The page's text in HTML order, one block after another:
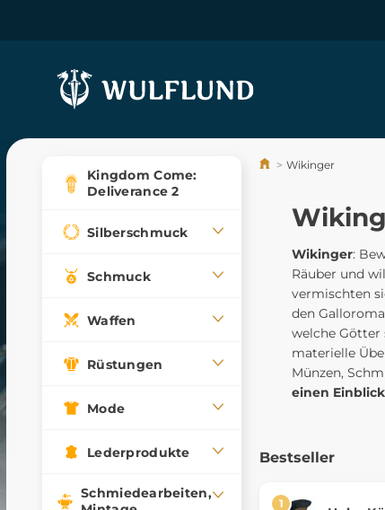
Kingdom Come:
Deliverance 2
Silberschmuck
Schmuck
Waffen
Rüstungen
Mode
Lederprodukte
Schmiedearbeiten,
Wikinger
Wikinger:
Räuber und
vermischten
den
welche Götter
materielle
Münzen,
einen
Bestseller